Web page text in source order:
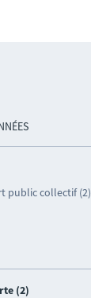
public collectif (2)
(2)